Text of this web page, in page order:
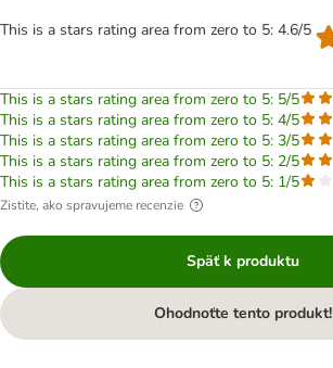
This is a stars rating area from zero to 5: 4.6/5
This is a stars rating area from zero to 5: 5/5
This is a stars rating area from zero to 5: 4/5
This is a stars rating area from zero to 5: 3/5
This is a stars rating area from zero to 5: 2/5
This is a stars rating area from zero to 5: 1/5
Zistite, ako spravujeme recenzie
Späť k produktu
Ohodnoťte tento produkt!